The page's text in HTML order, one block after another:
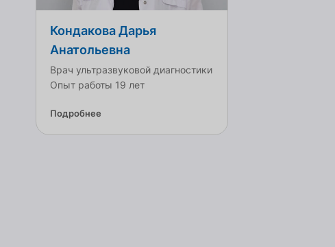
Кондакова Дарья
Анатольевна
Врач ультразвуковой диагностики
Опыт работы 19 лет
Подробнее